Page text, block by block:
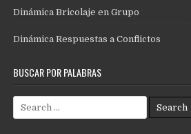
Dinámica Bricolaje en Grupo
Dinámica Respuestas a Conflictos
BUSCAR POR PALABRAS
Search
for: